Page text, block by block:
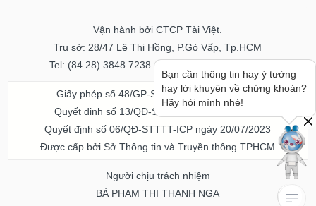
Vận hành bởi CTCP Tài Việt.
Trụ sở: 28/47 Lê Thị Hồng, P.Gò Vấp, Tp.HCM
Tel: (84.28) 3848 7238 - Fax: (84.28) 3848 7237
Giấy phép số 48/GP-STTTT ngày 04/11/2016
Quyết định số 13/QĐ-STTTT ngày 02/11/2017
Quyết định số 06/QĐ-STTTT-ICP ngày 20/07/2023
Được cấp bởi Sở Thông tin và Truyền thông TPHCM
Người chịu trách nhiệm
BÀ PHẠM THỊ THANH NGA
Bạn cần thông tin hay ý tưởng
hay lời khuyên về chứng khoán?
Hãy hỏi mình nhé!